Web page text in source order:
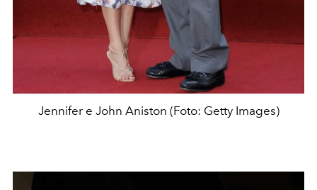
Jennifer e John Aniston (Foto: Getty Images)